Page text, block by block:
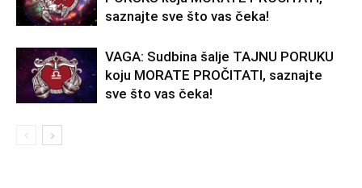
saznajte sve što vas čeka!
VAGA: Sudbina šalje TAJNU PORUKU
koju MORATE PROČITATI, saznajte
sve što vas čeka!